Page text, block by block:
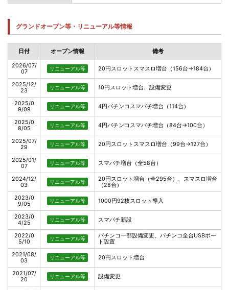
グランドオープン等・リニューアル等情報
日付 オープン情報 備考
2026/07/
07
リニューアル等 20円スロットスマスロ増台（156台→184台）
2025/12/
23
リニューアル等 10円スロット増台、設備変更
2025/0
9/09
リニューアル等 4円パチンコスマパチ増台（114台）
2025/0
8/05
リニューアル等 4円パチンコスマパチ増台（84台→100台）
2025/07/
29
リニューアル等 20円スロットスマスロ増台（99台→127台）
2025/01/
07
リニューアル等 スマパチ増台（全58台）
2024/12/
03
リニューアル等
20円スロット増台（全295台）、スマスロ増台
（28台）
2023/0
9/05
リニューアル等 1000円92枚スロット導入
2023/0
4/25
リニューアル等 スマパチ新設
2022/0
5/10
リニューアル等
パチンコ一部設備変更、パチンコ全台USBポー
ト設置
2021/08/
03
リニューアル等 20円スロット増台
2021/07/
20
リニューアル等 設備変更